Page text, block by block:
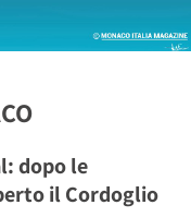
dopo le
il Cordoglio